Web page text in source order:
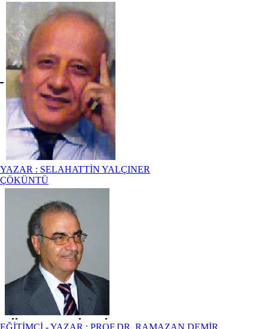
YAZAR : SELAHATTİN YALÇINER
ÇÖKÜNTÜ
EĞİTİMCİ - YAZAR : PROF.DR. RAMAZAN DEMİR